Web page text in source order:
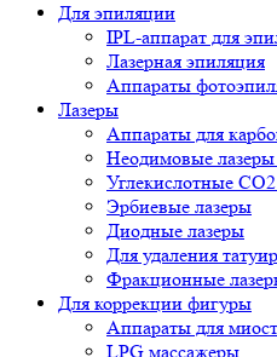
Для эпиляции
IPL-аппарат для
Лазерная эпиляция
Аппараты
Лазеры
Аппараты для
Неодимовые
Углекислотные
Эрбиевые лазеры
Диодные лазеры
Для удаления
Фракционные
Для коррекции фигуры
Аппараты для
LPG массажеры